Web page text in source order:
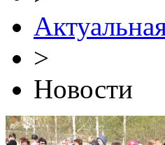
>
Новости